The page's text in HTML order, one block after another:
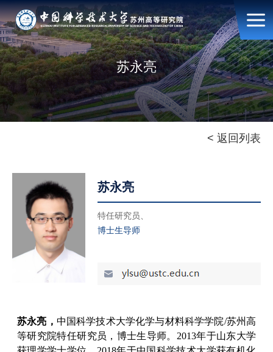
苏永亮
< 返回列表
苏永亮
特任研究员、
博士生导师